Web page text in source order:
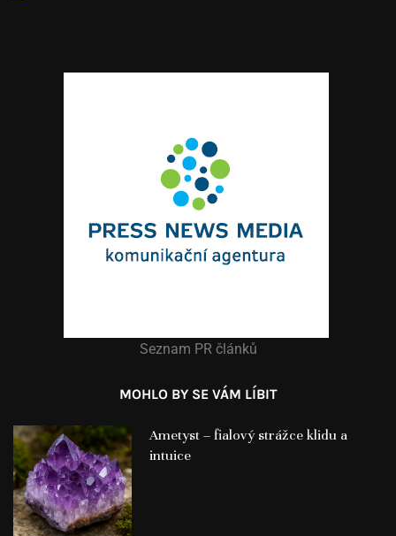
Seznam PR článků
MOHLO BY SE VÁM LÍBIT
Ametyst – fialový strážce klidu a
intuice